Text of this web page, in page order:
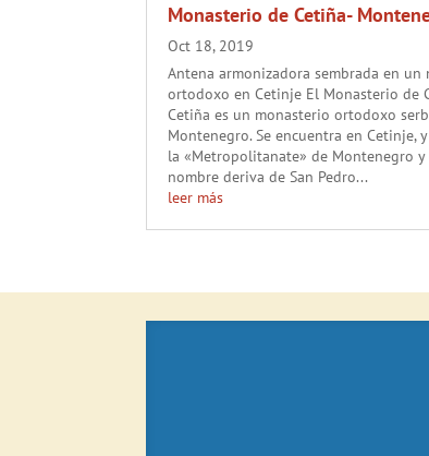
Monasterio de Cetiña-
Oct 18, 2019
Antena armonizadora sembrada en un
ortodoxo en Cetinje El Monasterio de
Cetiña es un monasterio ortodoxo
Montenegro. Se encuentra en Cetinje,
la «Metropolitanate» de Montenegro y
nombre deriva de San Pedro...
leer más